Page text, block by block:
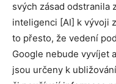
svých zásad odstranila
inteligenci [AI] k vývoji
to přesto, že vedení
Google nebude vyvíjet
jsou určeny k